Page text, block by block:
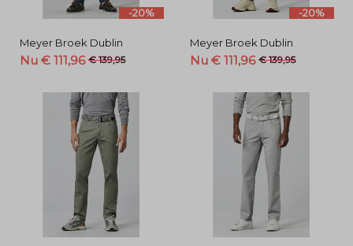
-20%
Meyer Broek Dublin
Nu € 111,96 € 139,95
-20%
Meyer Broek Dublin
Nu € 111,96 € 139,95